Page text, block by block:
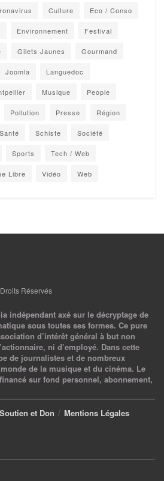
Culture Eco / Conso
Environnement Festival
Gilets Jaunes Gourmand
Joomla Languedoc
Musique People
Pollution Presse Région
Santé Schiste Société
Sports Tech / Web
Libre Vidéo Web
Réservés
indépendant axé sur le décryptage de
sous toutes ses formes. Ce pure
d’intérêt général à but non
ni d’employé. Dans cette
de journalistes et de nombreux
de la musique et du cinéma. Le
sur fond personnel, abonnement,
Soutien et Don Mentions Légales